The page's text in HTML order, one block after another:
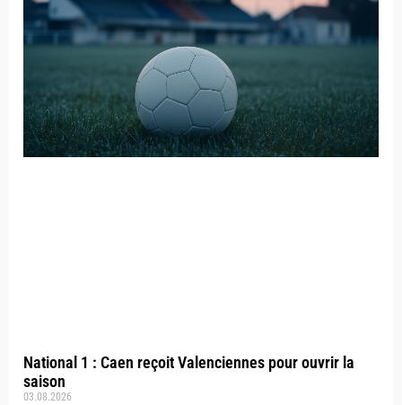
National 1 : Caen reçoit Valenciennes pour ouvrir la
saison
03.08.2026